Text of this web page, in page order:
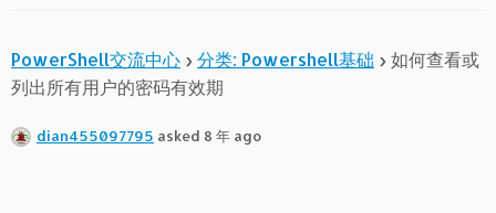
PowerShell交流中心 › 分类: Powershell基础 › 如何查看或
列出所有用户的密码有效期
dian455097795 asked 8 年 ago